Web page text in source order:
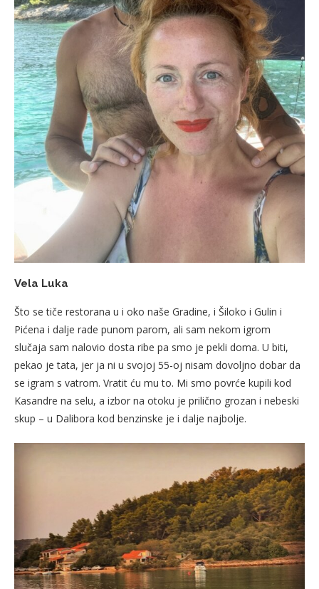
Vela Luka
Što se tiče restorana u i oko naše Gradine, i Šiloko i Gulin i
Pićena i dalje rade punom parom, ali sam nekom igrom
slučaja sam nalovio dosta ribe pa smo je pekli doma. U biti,
pekao je tata, jer ja ni u svojoj 55-oj nisam dovoljno dobar da
se igram s vatrom. Vratit ću mu to. Mi smo povrće kupili kod
Kasandre na selu, a izbor na otoku je prilično grozan i nebeski
skup – u Dalibora kod benzinske je i dalje najbolje.